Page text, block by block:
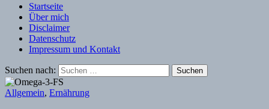
Startseite
Über mich
Disclaimer
Datenschutz
Impressum und Kontakt
Suchen nach:
Allgemein, Ernährung